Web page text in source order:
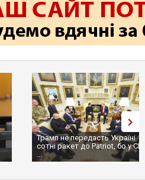
Трамп не передасть Україні
сотні ракет до Patriot, бо у
...